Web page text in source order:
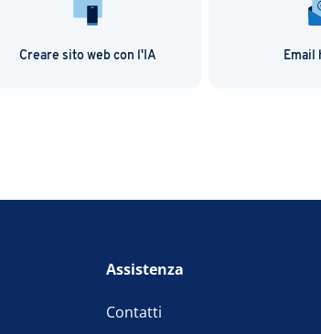
Creare sito web con l'IA Email
Assistenza
Contatti